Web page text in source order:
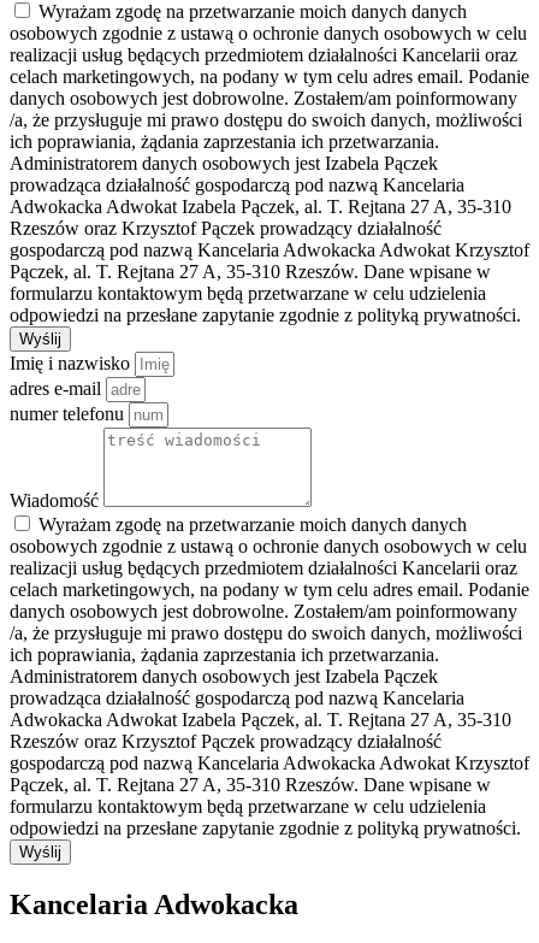
Wyrażam zgodę na przetwarzanie moich danych danych
osobowych zgodnie z ustawą o ochronie danych osobowych w celu
realizacji usług będących przedmiotem działalności Kancelarii oraz
celach marketingowych, na podany w tym celu adres email. Podanie
danych osobowych jest dobrowolne. Zostałem/am poinformowany
/a, że przysługuje mi prawo dostępu do swoich danych, możliwości
ich poprawiania, żądania zaprzestania ich przetwarzania.
Administratorem danych osobowych jest Izabela Pączek
prowadząca działalność gospodarczą pod nazwą Kancelaria
Adwokacka Adwokat Izabela Pączek, al. T. Rejtana 27 A, 35-310
Rzeszów oraz Krzysztof Pączek prowadzący działalność
gospodarczą pod nazwą Kancelaria Adwokacka Adwokat Krzysztof
Pączek, al. T. Rejtana 27 A, 35-310 Rzeszów. Dane wpisane w
formularzu kontaktowym będą przetwarzane w celu udzielenia
odpowiedzi na przesłane zapytanie zgodnie z polityką prywatności.
Wyślij
Imię i nazwisko
adres e-mail
numer telefonu
Wiadomość
Wyrażam zgodę na przetwarzanie moich danych danych
osobowych zgodnie z ustawą o ochronie danych osobowych w celu
realizacji usług będących przedmiotem działalności Kancelarii oraz
celach marketingowych, na podany w tym celu adres email. Podanie
danych osobowych jest dobrowolne. Zostałem/am poinformowany
/a, że przysługuje mi prawo dostępu do swoich danych, możliwości
ich poprawiania, żądania zaprzestania ich przetwarzania.
Administratorem danych osobowych jest Izabela Pączek
prowadząca działalność gospodarczą pod nazwą Kancelaria
Adwokacka Adwokat Izabela Pączek, al. T. Rejtana 27 A, 35-310
Rzeszów oraz Krzysztof Pączek prowadzący działalność
gospodarczą pod nazwą Kancelaria Adwokacka Adwokat Krzysztof
Pączek, al. T. Rejtana 27 A, 35-310 Rzeszów. Dane wpisane w
formularzu kontaktowym będą przetwarzane w celu udzielenia
odpowiedzi na przesłane zapytanie zgodnie z polityką prywatności.
Wyślij
Kancelaria Adwokacka